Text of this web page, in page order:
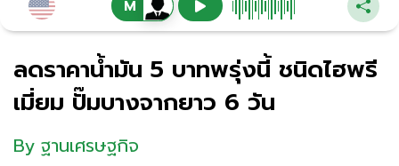
ลดราคาน้ำมัน 5 บาทพรุ่งนี้ ชนิดไฮพรี
เมี่ยม ปั๊มบางจากยาว 6 วัน
By ฐานเศรษฐกิจ